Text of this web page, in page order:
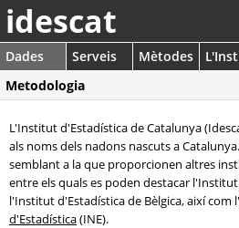
idescat
Dades Serveis Mètodes
Metodologia
L'Institut d'Estadística de Catalunya
als noms dels nadons nascuts a
semblant a la que proporcionen altres
entre els quals es poden destacar
l'Institut d'Estadística de Bèlgica, així com l'
d'Estadística(INE).